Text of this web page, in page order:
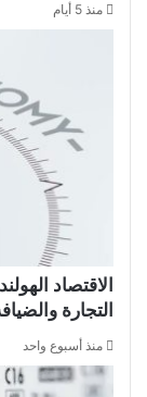
منذ 5 أيام
الاقتصاد
التجارة
منذ أسبوع واحد